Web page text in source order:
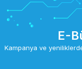
E-
Kampanya ve